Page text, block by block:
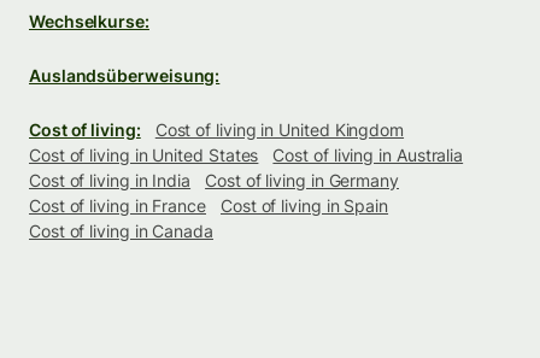
Wechselkurse:
Auslandsüberweisung:
Cost of living:
Cost of living in United Kingdom
Cost of living in United States
Cost of living in Australia
Cost of living in India
Cost of living in Germany
Cost of living in France
Cost of living in Spain
Cost of living in Canada